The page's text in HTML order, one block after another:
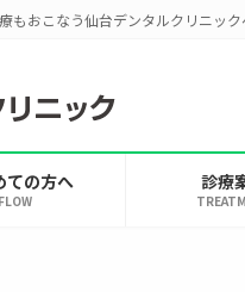
もおこなう仙台デンタルクリニッ
ての方へ
FLOW
診療